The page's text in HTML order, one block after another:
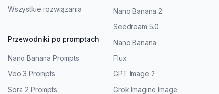
Wszystkie rozwiązania
Przewodniki po promptach
Nano Banana Prompts
Veo 3 Prompts
Sora 2 Prompts
Nano Banana 2
Seedream 5.0
Nano Banana
Flux
GPT Image 2
Grok Imagine Image